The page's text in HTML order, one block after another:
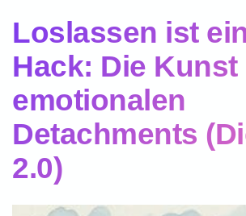
Loslassen ist
Hack: Die Kunst
emotionalen
Detachments
2.0)